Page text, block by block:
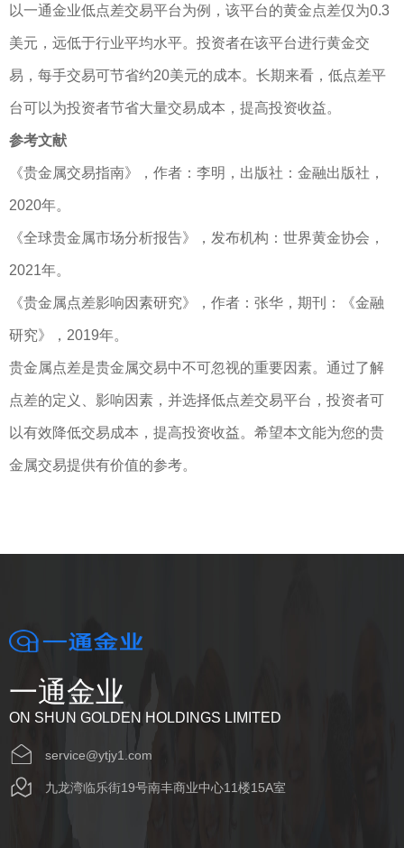
以一通金业低点差交易平台为例，该平台的黄金点差仅为0.3
美元，远低于行业平均水平。投资者在该平台进行黄金交
易，每手交易可节省约20美元的成本。长期来看，低点差平
台可以为投资者节省大量交易成本，提高投资收益。
参考文献
《贵金属交易指南》，作者：李明，出版社：金融出版社，
2020年。
《全球贵金属市场分析报告》，发布机构：世界黄金协会，
2021年。
《贵金属点差影响因素研究》，作者：张华，期刊：《金融
研究》，2019年。
贵金属点差是贵金属交易中不可忽视的重要因素。通过了解
点差的定义、影响因素，并选择低点差交易平台，投资者可
以有效降低交易成本，提高投资收益。希望本文能为您的贵
金属交易提供有价值的参考。
一通金业
ON SHUN GOLDEN HOLDINGS LIMITED
service@ytjy1.com
九龙湾临乐街19号南丰商业中心11楼15A室